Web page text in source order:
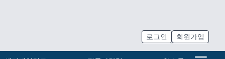
로그인 회원가입